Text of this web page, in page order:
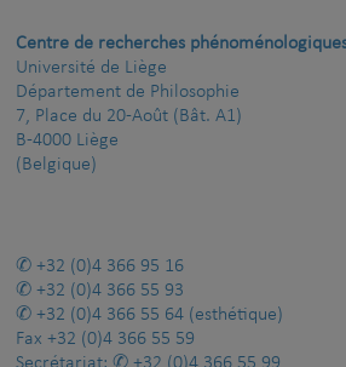
Centre de recherches
Université de Liège
Département de Philosophie
7, Place du 20-Août (Bât. A1)
B-4000 Liège
(Belgique)
+32 (0)4 366 95 16
+32 (0)4 366 55 93
+32 (0)4 366 55 64 (esthétique)
Fax +32 (0)4 366 55 59